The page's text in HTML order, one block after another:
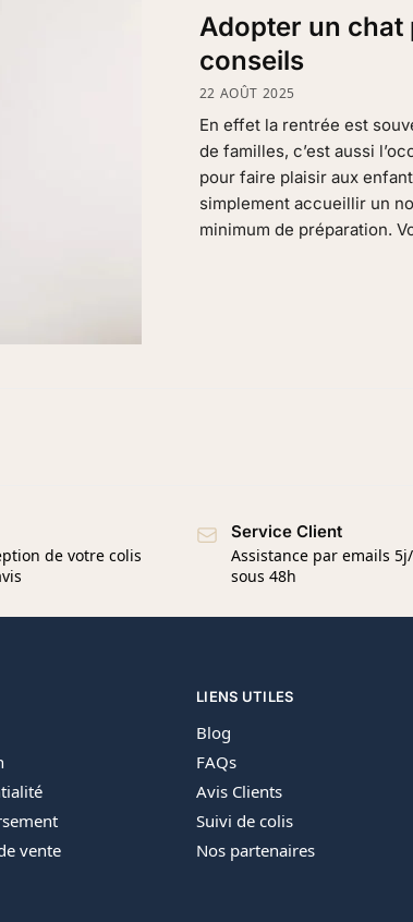
Adopter un chat
conseils
22 AOÛT 2025
En effet la rentrée est
de familles, c’est aussi
pour faire plaisir aux
simplement accueillir un
minimum de préparation.
de votre colis
Service Client
Assistance par emails
sous 48h
vente
LIENS UTILES
Blog
FAQs
Avis Clients
Suivi de colis
Nos partenaires